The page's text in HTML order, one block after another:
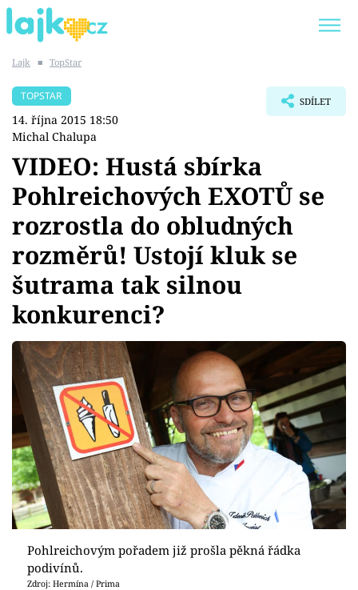
SHOPAHOLICADEL
Témata
Showbyznys
Youtubeři
Virály
Sex a vztahy
Videa
Sledujte prima+
Přihlášení
Sledujte nás
Lajk ■ TopStar
TOPSTAR
14. října 2015 18:50
Michal Chalupa
SDÍLET
VIDEO: Hustá sbírka
Pohlreichových EXOTŮ se
rozrostla do obludných
rozměrů! Ustojí kluk se
šutrama tak silnou
konkurenci?
Pohlreichovým pořadem již prošla pěkná řádka
podivínů.
Zdroj: Hermína / Prima